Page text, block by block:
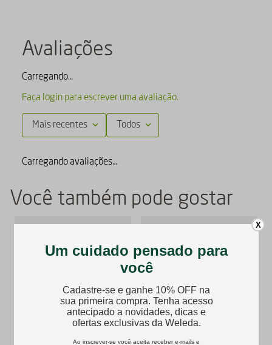
Avaliações
Carregando…
Faça login para escrever uma avaliação.
Mais recentes Todos
Carregando avaliações…
Você também pode gostar
X